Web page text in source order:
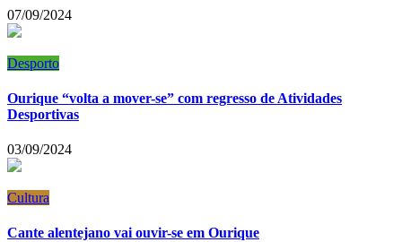
07/09/2024
Desporto
Ourique “volta a mover-se” com regresso de Atividades
Desportivas
03/09/2024
Cultura
Cante alentejano vai ouvir-se em Ourique